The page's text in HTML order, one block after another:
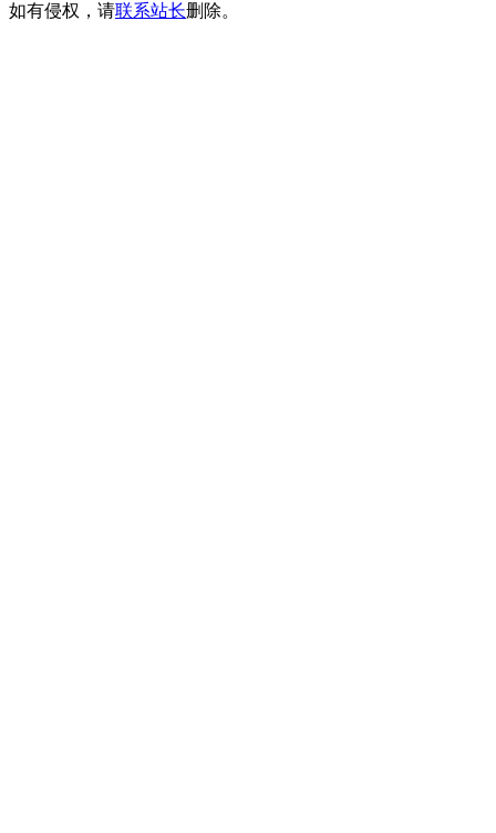
如有侵权，请联系站长删除。